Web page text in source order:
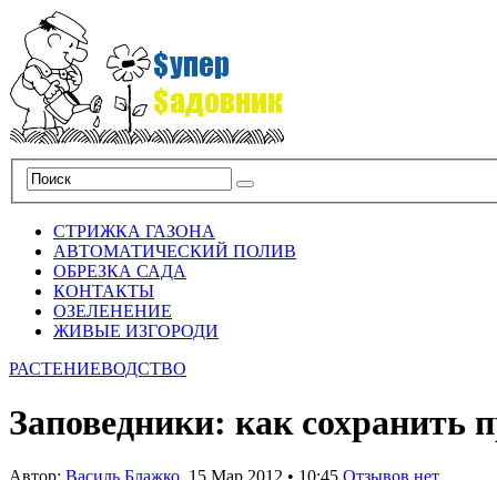
СТРИЖКА ГАЗОНА
АВТОМАТИЧЕСКИЙ ПОЛИВ
ОБРЕЗКА САДА
КОНТАКТЫ
ОЗЕЛЕНЕНИЕ
ЖИВЫЕ ИЗГОРОДИ
РАСТЕНИЕВОДСТВО
Заповедники: как сохранить